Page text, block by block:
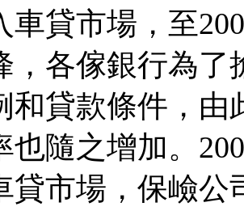
車貸市場，至
，各傢銀行為了
和貸款條件，
也隨之增加。
貸市場，保嶮公